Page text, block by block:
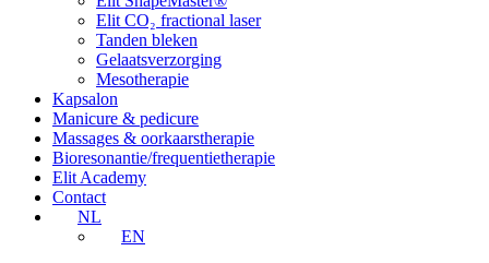
Elit CO₂ fractional laser
Tanden bleken
Gelaatsverzorging
Mesotherapie
Kapsalon
Manicure & pedicure
Massages & oorkaarstherapie
Bioresonantie/frequentietherapie
Elit Academy
Contact
NL
EN